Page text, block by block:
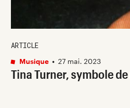
Tina Turner, symbole
ARTICLE
Musique • 27 mai. 2023